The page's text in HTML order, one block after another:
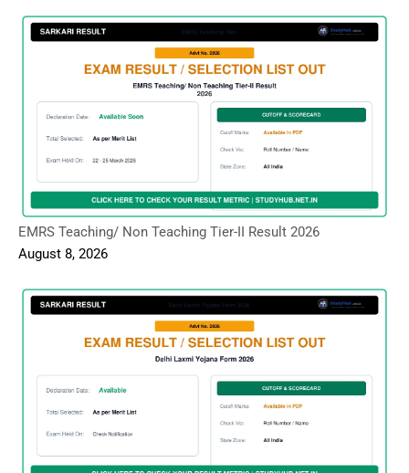
EMRS Teaching/ Non Teaching Tier-II Result 2026
August 8, 2026